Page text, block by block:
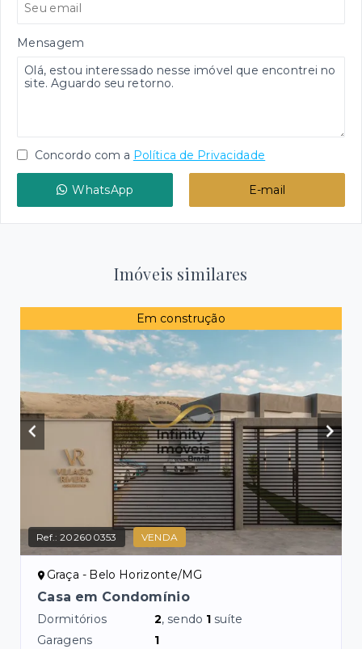
Mensagem
Concordo com a Política de Privacidade
WhatsApp E-mail
Imóveis similares
Em construção
Ref.:202600353 VENDA
Graça - Belo Horizonte/MG
Casa em Condomínio
Dormitórios 2, sendo 1 suíte
Garagens
1